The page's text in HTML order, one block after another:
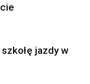
jazdy w